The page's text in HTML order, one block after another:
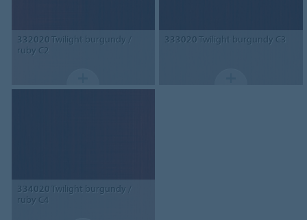
332020Twilight burgundy /
ruby C2
333020 Twilight burgundy C3
334020 Twilight burgundy /
ruby C4